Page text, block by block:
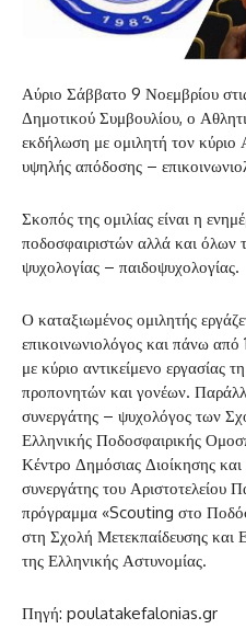
Αύριο Σάββατο 9 Νοεμβρίου
Δημοτικού Συμβουλίου, ο
εκδήλωση με ομιλητή τον κύριο
υψηλής απόδοσης –
Σκοπός της ομιλίας είναι η
ποδοσφαιριστών αλλά και όλων
ψυχολογίας – παιδοψυχολογίας.
Ο καταξιωμένος ομιλητής
επικοινωνιολόγος και πάνω από
με κύριο αντικείμενο εργασίας
προπονητών και γονέων.
συνεργάτης – ψυχολόγος των
Ελληνικής Ποδοσφαιρικής
Κέντρο Δημόσιας Διοίκησης και
συνεργάτης του Αριστοτελείου
πρόγραμμα «Scouting στο
στη Σχολή Μετεκπαίδευσης και
της Ελληνικής Αστυνομίας.
Πηγή: poulatakefalonias.gr